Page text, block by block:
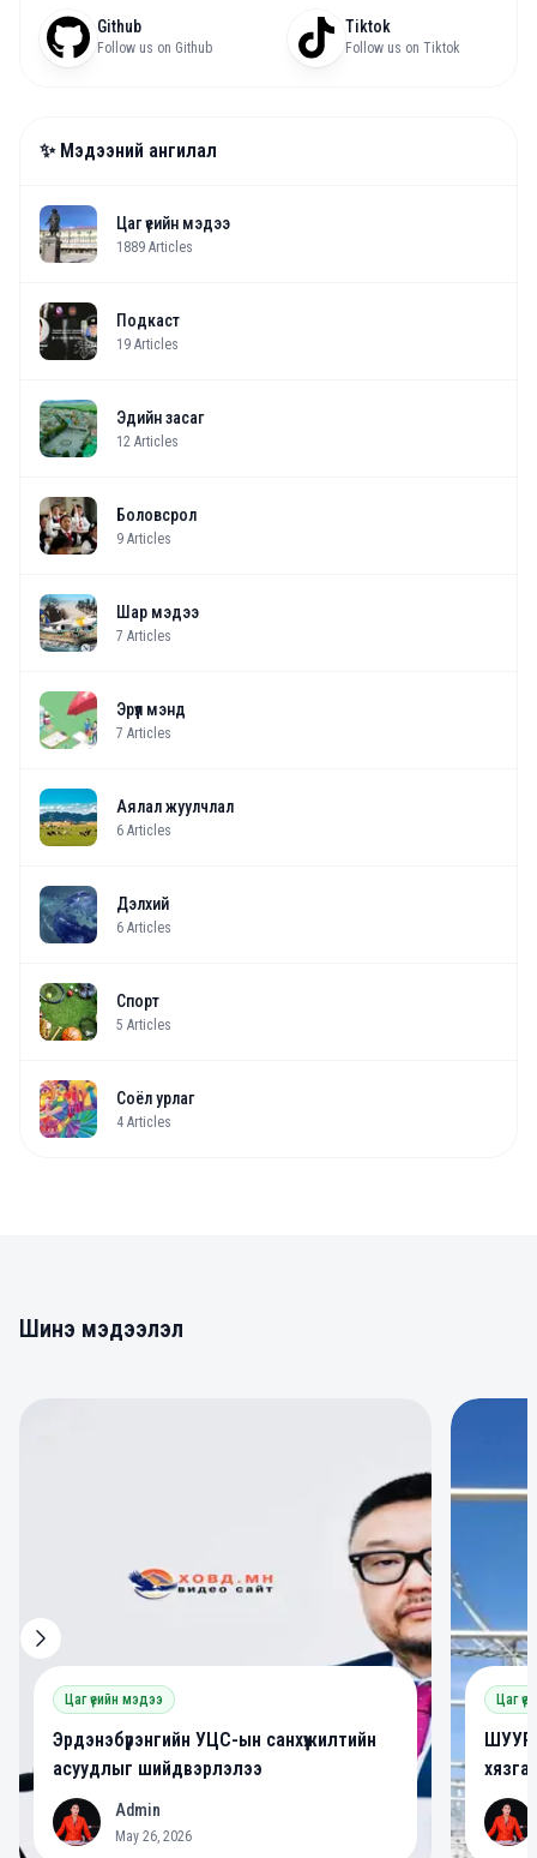
Github
Follow us on Github
Tiktok
Follow us on Tiktok
✨ Мэдээний ангилал
Цаг үеийн мэдээ
1889 Articles
Подкаст
19 Articles
Эдийн засаг
12 Articles
Боловсрол
9 Articles
Шар мэдээ
7 Articles
Эрүүл мэнд
7 Articles
Аялал жуулчлал
6 Articles
Дэлхий
6 Articles
Спорт
5 Articles
Соёл урлаг
4 Articles
Шинэ мэдээлэл
Цаг үеийн мэдээ
Эрдэнэбүрэнгийн УЦС-ын санхүүжилтийн
асуудлыг шийдвэрлэлээ
A Admin
May 26, 2026
Цаг
A